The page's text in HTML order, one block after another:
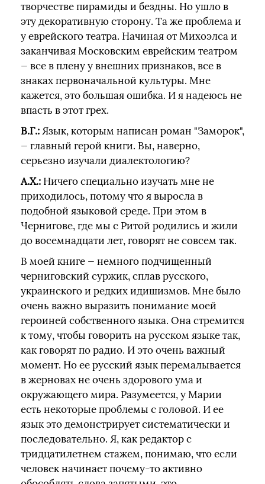
творчестве пирамиды и бездны. Но ушло в
эту декоративную сторону. Та же проблема и
у еврейского театра. Начиная от Михоэлса и
заканчивая Московским еврейским театром
— все в плену у внешних признаков, все в
знаках первоначальной культуры. Мне
кажется, это большая ошибка. И я надеюсь не
впасть в этот грех.
В.Г.:Язык, которым написан роман "Заморок",
— главный герой книги. Вы, наверно,
серьезно изучали диалектологию?
А.Х.: Ничего специально изучать мне не
приходилось, потому что я выросла в
подобной языковой среде. При этом в
Чернигове, где мы с Ритой родились и жили
до восемнадцати лет, говорят не совсем так.
В моей книге — немного подчищенный
черниговский суржик, сплав русского,
украинского и редких идишизмов. Мне было
очень важно выразить понимание моей
героиней собственного языка. Она стремится
к тому, чтобы говорить на русском языке так,
как говорят по радио. И это очень важный
момент. Но ее русский язык перемалывается
в жерновах не очень здорового ума и
окружающего мира. Разумеется, у Марии
есть некоторые проблемы с головой. И ее
язык это демонстрирует систематически и
последовательно. Я, как редактор с
тридцатилетнем стажем, понимаю, что если
человек начинает почему-то активно